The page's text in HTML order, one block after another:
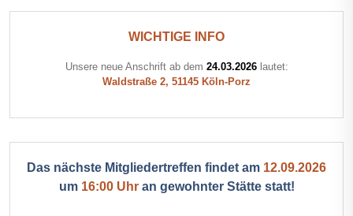
WICHTIGE INFO
Unsere neue Anschrift ab dem 24.03.2026lautet:
Waldstraße 2, 51145 Köln-Porz
Das nächste Mitgliedertreffen findet am 12.09.2026
um 16:00 Uhran gewohnter Stätte statt!